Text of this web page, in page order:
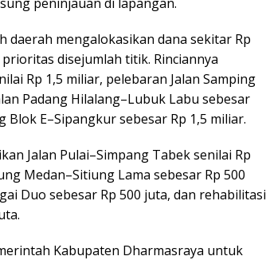
daerah mengalokasikan dana sekitar Rp
disejumlah titik. Rinciannya
Rp 1,5 miliar, pelebaran Jalan Samping
Padang Hilalang–Lubuk Labu sebesar
Blok E–Sipangkur sebesar Rp 1,5 miliar.
Jalan Pulai–Simpang Tabek senilai Rp
Medan–Sitiung Lama sebesar Rp 500
Duo sebesar Rp 500 juta, dan rehabilitasi
Kabupaten Dharmasraya untuk